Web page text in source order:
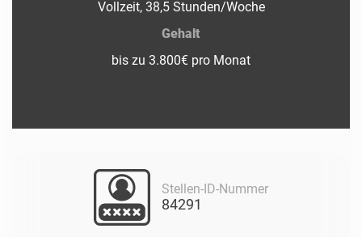
Vollzeit, 38,5 Stunden/Woche
Gehalt
bis zu 3.800€ pro Monat
Stellen-ID-Nummer
84291